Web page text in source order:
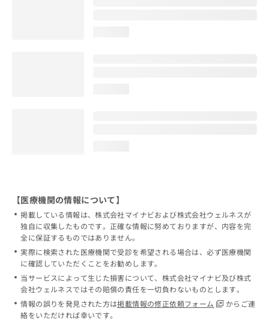
【医療機関の情報について】
掲載している情報は、株式会社マイナビおよび株式会社ウェルネスが
独自に収集したものです。正確な情報に努めておりますが、内容を完
全に保証するものではありません。
実際に検索された医療機関で受診を希望される場合は、必ず医療機関
に確認していただくことをお勧めします。
当サービスによって生じた損害について、株式会社マイナビ及び株式
会社ウェルネスではその賠償の責任を一切負わないものとします。
情報の誤りを発見された方は掲載情報の修正依頼フォーム
からご連
絡をいただければ幸いです。